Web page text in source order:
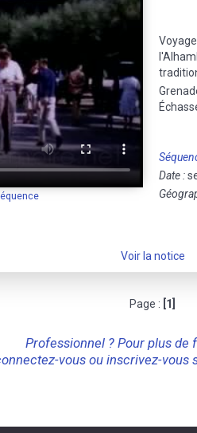
Date :
Voir la notice
Page : [1]
Professionnel ? Pour plus de
vous ou inscrivez-vous